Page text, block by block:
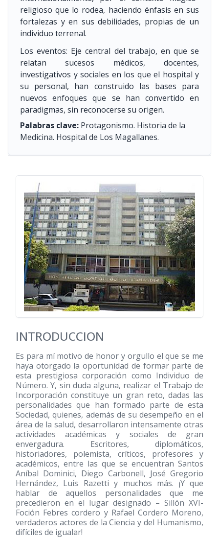
religioso que lo rodea, haciendo énfasis en sus
fortalezas y en sus debilidades, propias de un
individuo terrenal.
Los eventos: Eje central del trabajo, en que se
relatan sucesos médicos, docentes,
investigativos y sociales en los que el hospital y
su personal, han construido las bases para
nuevos enfoques que se han convertido en
paradigmas, sin reconocerse su origen.
Palabras clave: Protagonismo. Historia de la
Medicina. Hospital de Los Magallanes.
INTRODUCCION
Es para mí motivo de honor y orgullo el que se me
haya otorgado la oportunidad de formar parte de
esta prestigiosa corporación como Individuo de
Número. Y, sin duda alguna, realizar el Trabajo de
Incorporación constituye un gran reto, dadas las
personalidades que han formado parte de esta
Sociedad, quienes, además de su desempeño en el
área de la salud, desarrollaron intensamente otras
actividades académicas y sociales de gran
envergadura. Escritores, diplomáticos,
historiadores, polemista, críticos, profesores y
académicos, entre las que se encuentran Santos
Aníbal Dominici, Diego Carbonell, José Gregorio
Hernández, Luis Razetti y muchos más. ¡Y que
hablar de aquellos personalidades que me
precedieron en el lugar designado – Sillón XVI-
Foción Febres cordero y Rafael Cordero Moreno,
verdaderos actores de la Ciencia y del Humanismo,
difíciles de igualar!